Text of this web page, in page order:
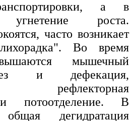
а в
угнетение роста.
часто возникает
Во время
мышечный
и дефекация,
рефлекторная
и потоотделение. В
дегидратация